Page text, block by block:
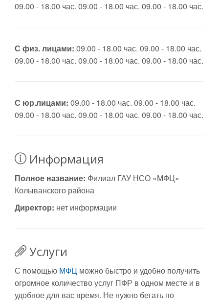
09.00 - 18.00 час. 09.00 - 18.00 час. 09.00 - 18.00 час.
С физ. лицами: 09.00 - 18.00 час. 09.00 - 18.00 час.
09.00 - 18.00 час. 09.00 - 18.00 час. 09.00 - 18.00 час.
С юр.лицами: 09.00 - 18.00 час. 09.00 - 18.00 час.
09.00 - 18.00 час. 09.00 - 18.00 час. 09.00 - 18.00 час.
Информация
Полное название: Филиал ГАУ НСО «МФЦ»
Колыванского района
Директор: нет информации
Услуги
С помощью МФЦ можно быстро и удобно получить
огромное количество услуг ПФР в одном месте и в
удобное для вас время. Не нужно бегать по